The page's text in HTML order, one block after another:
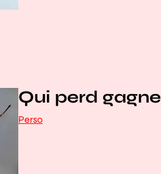
Qui perd gagne
Perso